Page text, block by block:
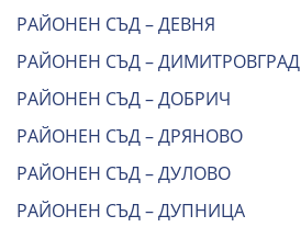
РАЙОНЕН СЪД – ДЕВНЯ
РАЙОНЕН СЪД – ДИМИТРОВГРАД
РАЙОНЕН СЪД – ДОБРИЧ
РАЙОНЕН СЪД – ДРЯНОВО
РАЙОНЕН СЪД – ДУЛОВО
РАЙОНЕН СЪД – ДУПНИЦА